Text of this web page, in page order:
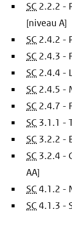
SC 2.2.2 -
[niveau A]
SC 2.4.2 -
SC 2.4.3 -
SC 2.4.4 -
SC 2.4.5 -
SC 2.4.7 -
SC 3.1.1 -
SC 3.2.2 -
SC 3.2.4 -
AA]
SC 4.1.2 -
SC 4.1.3 -